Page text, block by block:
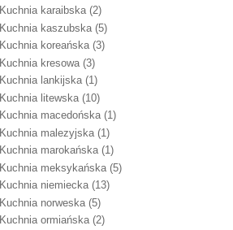
Kuchnia karaibska (2)
Kuchnia kaszubska (5)
Kuchnia koreańska (3)
Kuchnia kresowa (3)
Kuchnia lankijska (1)
Kuchnia litewska (10)
Kuchnia macedońska (1)
Kuchnia malezyjska (1)
Kuchnia marokańska (1)
Kuchnia meksykańska (5)
Kuchnia niemiecka (13)
Kuchnia norweska (5)
Kuchnia ormiańska (2)